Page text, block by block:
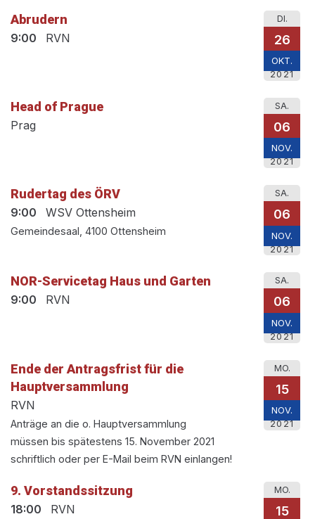
DI.
26
OKT.
2021
Abrudern
9:00 RVN
SA.
06
NOV.
2021
Head of Prague
Prag
SA.
06
NOV.
2021
Rudertag des ÖRV
9:00 WSV Ottensheim
Gemeindesaal, 4100 Ottensheim
SA.
06
NOV.
2021
NOR-Servicetag Haus und Garten
9:00 RVN
MO.
15
NOV.
2021
Ende der Antragsfrist für die
Hauptversammlung
RVN
Anträge an die o. Hauptversammlung
müssen bis spätestens 15. November 2021
schriftlich oder per E-Mail beim RVN einlangen!
MO.
15
9. Vorstandssitzung
18:00 RVN